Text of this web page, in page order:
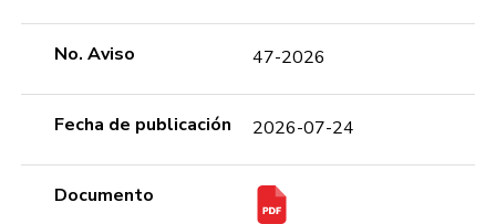
No. Aviso 47-2026
Fecha de publicación 2026-07-24
Documento